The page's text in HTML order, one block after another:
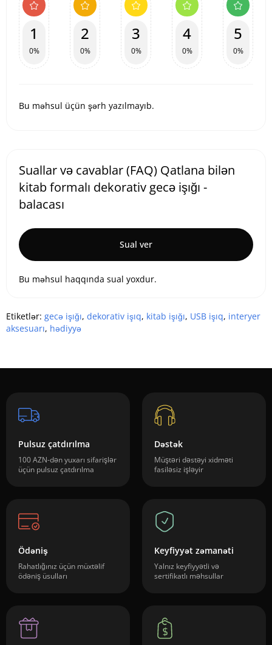
1
0%
2
0%
3
0%
4
0%
5
0%
Bu məhsul üçün şərh yazılmayıb.
Suallar və cavablar (FAQ) Qatlana bilən
kitab formalı dekorativ gecə işığı -
balacası
Sual ver
Bu məhsul haqqında sual yoxdur.
Etiketlər: gecə işığı, dekorativ işıq, kitab işığı, USB işıq, interyer
aksesuarı, hədiyyə
Pulsuz çatdırılma
100 AZN-dən yuxarı sifarişlər
üçün pulsuz çatdırılma
Dəstək
Müştəri dəstəyi xidməti
fasiləsiz işləyir
Ödəniş
Rahatlığınız üçün müxtəlif
ödəniş üsulları
Keyfiyyət zəmanəti
Yalnız keyfiyyətli və
sertifikatlı məhsullar